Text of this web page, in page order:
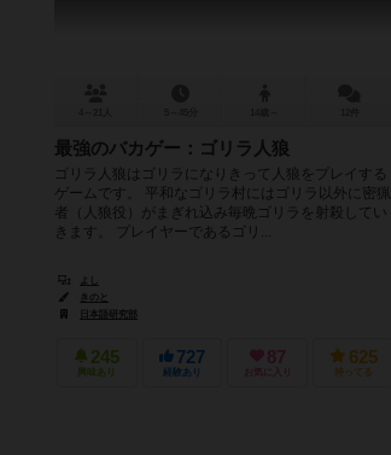
最強のバカゲー：ゴリラ人狼
ゴリラ人狼はゴリラになりきって人狼をプレイする
ゲームです。 平和なゴリラ村にはゴリラ以外に密猟
者（人狼役）がまぎれ込み毎晩ゴリラを射殺してい
きます。 プレイヤーであるゴリ...
よし
きのと
日本語研究部
245
興味あり
727
経験あり
87
お気に入り
625
持ってる